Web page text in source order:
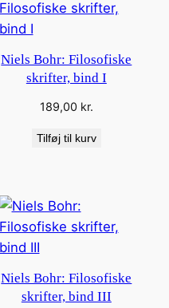
Niels Bohr: Filosofiske
skrifter, bind I
189,00 kr.
Tilføj til kurv
Niels Bohr: Filosofiske
skrifter, bind III